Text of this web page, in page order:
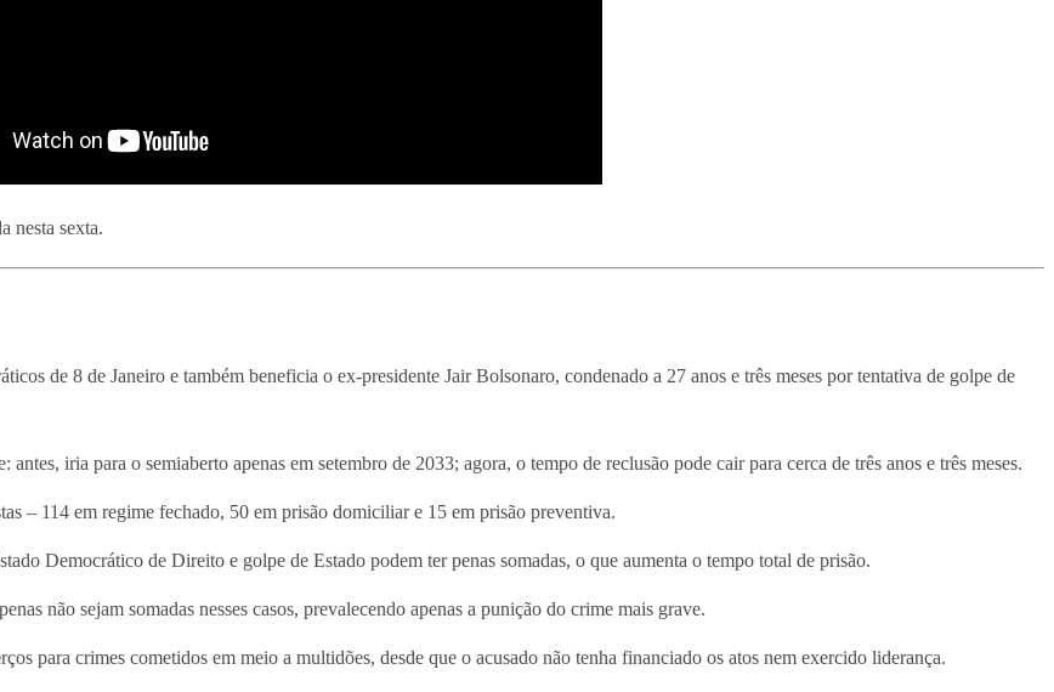
nesta sexta.
de 8 de Janeiro e também beneficia o ex-presidente Jair Bolsonaro, condenado a 27 anos e três meses por tentativa de golpe de
iria para o semiaberto apenas em setembro de 2033; agora, o tempo de reclusão pode cair para cerca de três anos e três meses.
– 114 em regime fechado, 50 em prisão domiciliar e 15 em prisão preventiva.
Democrático de Direito e golpe de Estado podem ter penas somadas, o que aumenta o tempo total de prisão.
não sejam somadas nesses casos, prevalecendo apenas a punição do crime mais grave.
para crimes cometidos em meio a multidões, desde que o acusado não tenha financiado os atos nem exercido liderança.